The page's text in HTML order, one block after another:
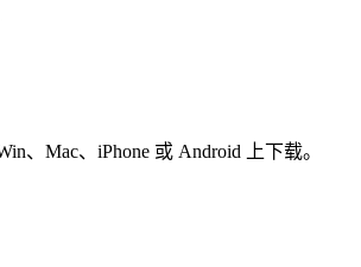
、Mac、iPhone 或 Android 上下载。